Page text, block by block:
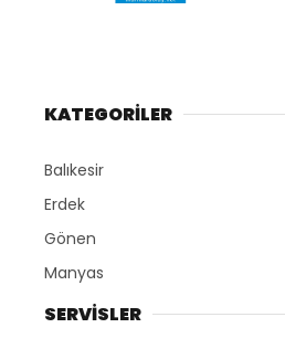
KATEGORİLER
Balıkesir
Erdek
Gönen
Manyas
SERVİSLER